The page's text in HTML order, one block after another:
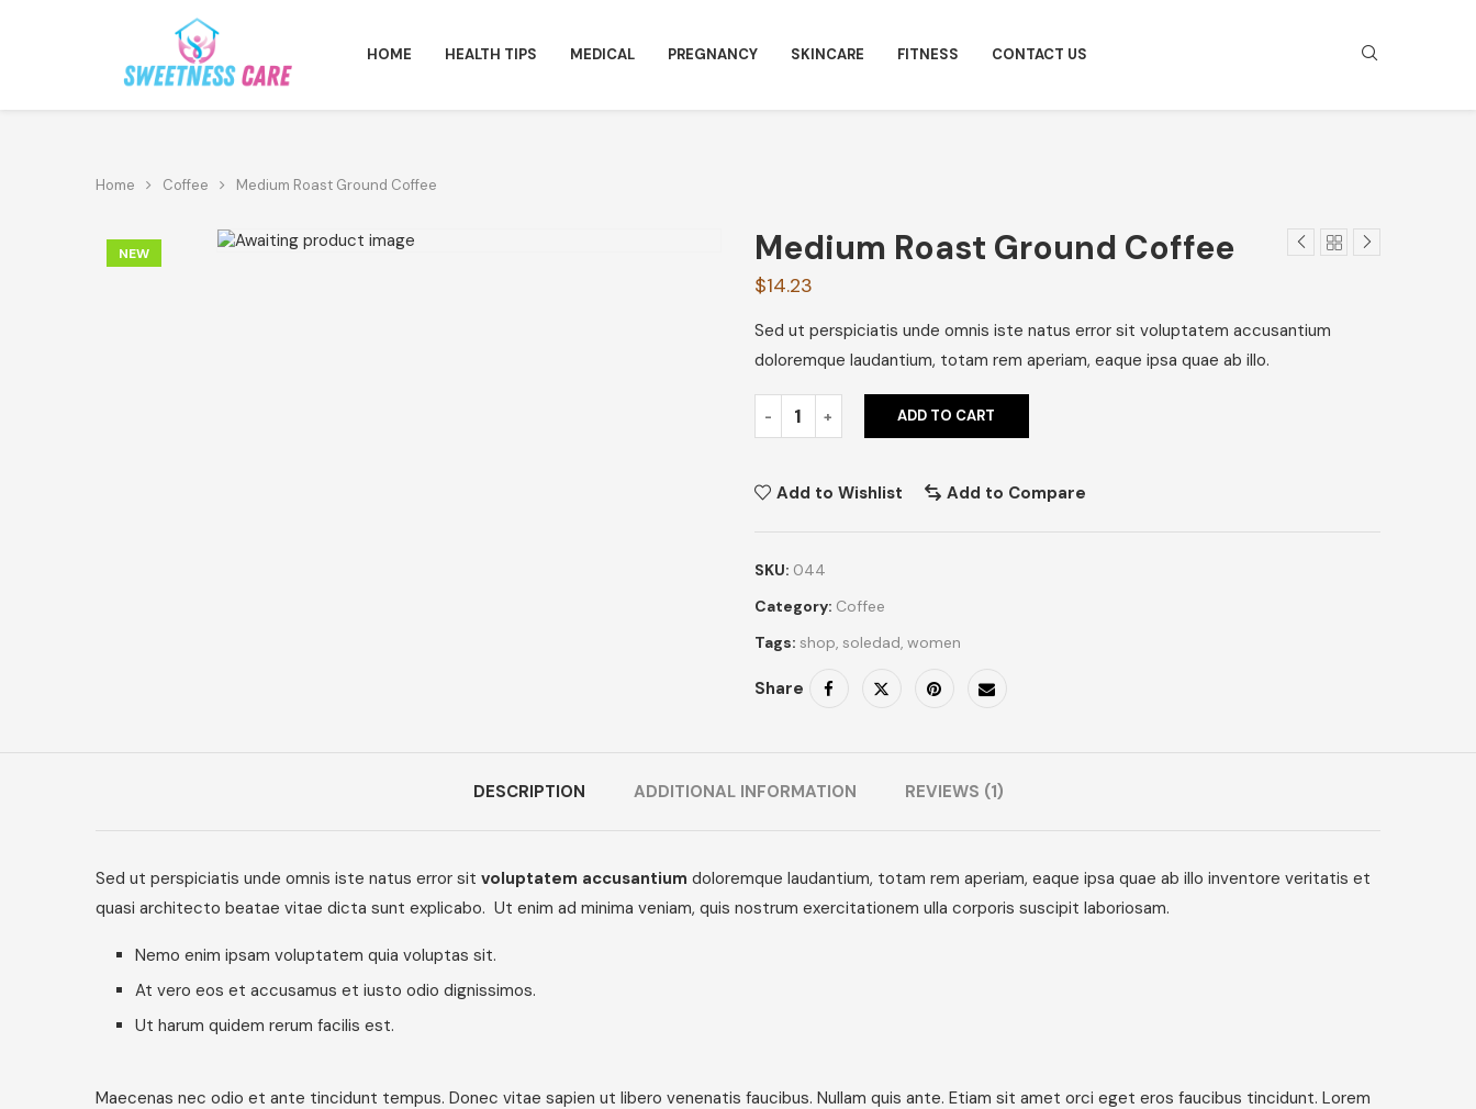
HOME HEALTH TIPS MEDICAL PREGNANCY SKINCARE FITNESS CONTACT US
Home Coffee Medium Roast Ground Coffee
NEW Medium Roast Ground Coffee
$14.23
Sed ut perspiciatis unde omnis iste natus error sit voluptatem accusantium
doloremque laudantium, totam rem aperiam, eaque ipsa quae ab illo.
ADD TO CART
Add to Wishlist Add to Compare
SKU: 044
Category: Coffee
Tags: shop, soledad, women
Share
DESCRIPTION ADDITIONAL INFORMATION REVIEWS (1)
Sed ut perspiciatis unde omnis iste natus error sit voluptatem accusantium doloremque laudantium, totam rem aperiam, eaque ipsa quae ab illo inventore veritatis et
quasi architecto beatae vitae dicta sunt explicabo. Ut enim ad minima veniam, quis nostrum exercitationem ulla corporis suscipit laboriosam.
Nemo enim ipsam voluptatem quia voluptas sit.
At vero eos et accusamus et iusto odio dignissimos.
Ut harum quidem rerum facilis est.
Maecenas nec odio et ante tincidunt tempus. Donec vitae sapien ut libero venenatis faucibus. Nullam quis ante. Etiam sit amet orci eget eros faucibus tincidunt. Lorem